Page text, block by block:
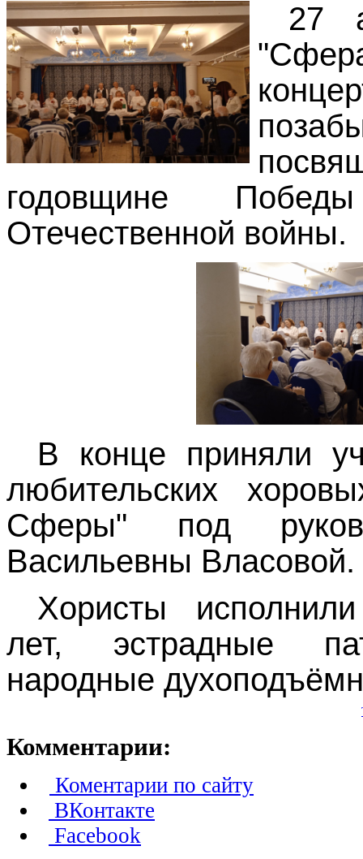
27
годовщине
Отечественной войны.
В конце приняли
любительских
Сферы" под
Васильевны Власовой.
Хористы
лет, эстрадные
народные
Комментарии:
Коментарии по сайту
ВКонтакте
Facebook